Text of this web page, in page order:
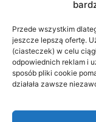
Przede wszystkim
jeszcze lepszą ofertę.
(ciasteczek) w celu
odpowiednich reklam i
sposób pliki cookie
działała zawsze
Salony